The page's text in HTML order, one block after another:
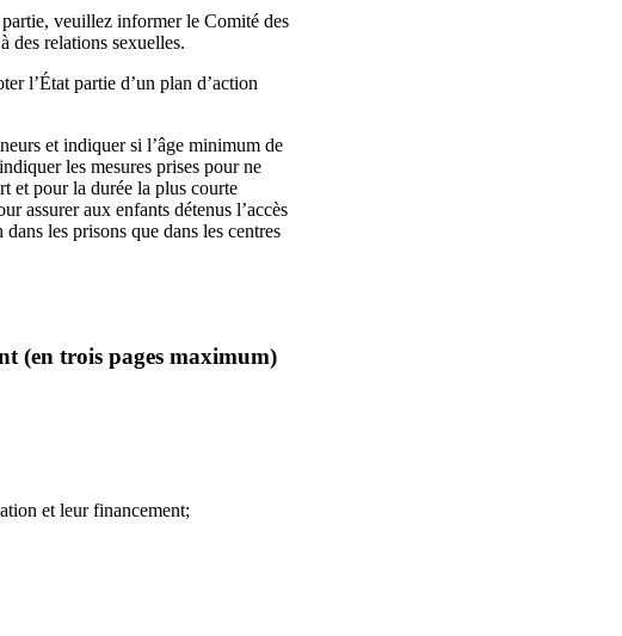
veuillez informer le Comité des
des relations sexuelles.
l’État partie d’un plan d’action
et indiquer si l’âge minimum de
les mesures prises pour ne
et pour la durée la plus courte
assurer aux enfants détenus l’accès
les prisons que dans les centres
(en trois pages maximum)
et leur financement;